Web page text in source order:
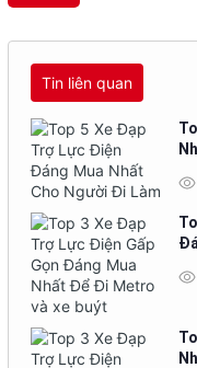
Tin liên quan